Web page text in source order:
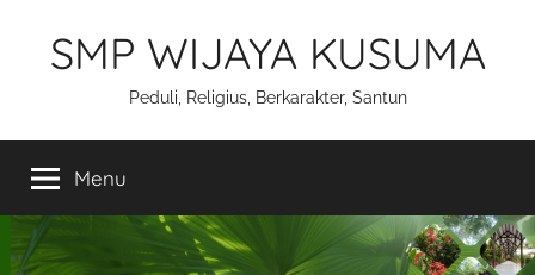
SMP WIJAYA KUSUMA
Peduli, Religius, Berkarakter, Santun
Menu